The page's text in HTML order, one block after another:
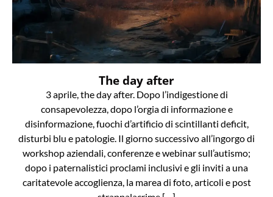
The day after
3 aprile, the day after. Dopo l’indigestione di
consapevolezza, dopo l’orgia di informazione e
disinformazione, fuochi d’artificio di scintillanti deficit,
disturbi blu e patologie. Il giorno successivo all’ingorgo di
workshop aziendali, conferenze e webinar sull’autismo;
dopo i paternalistici proclami inclusivi e gli inviti a una
caritatevole accoglienza, la marea di foto, articoli e post